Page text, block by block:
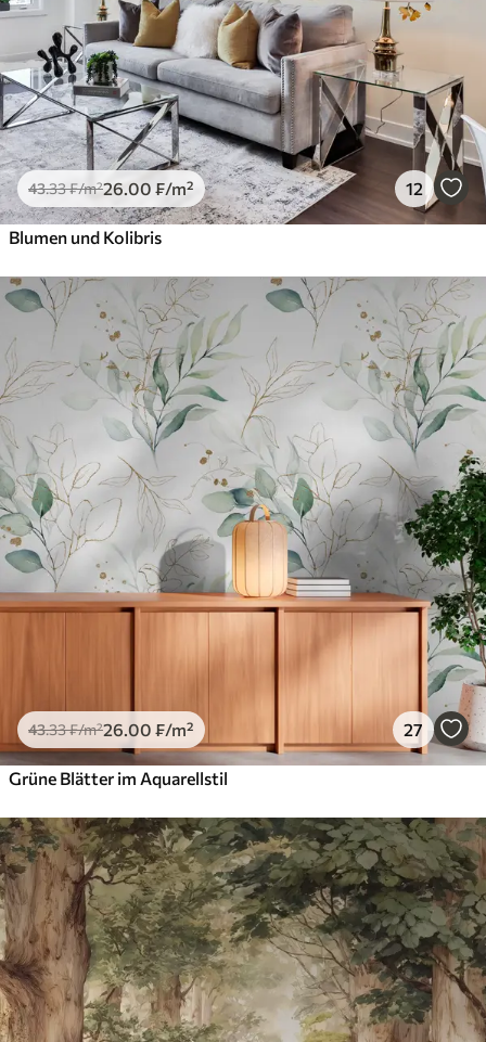
43.33₣/m²26 .00 ₣/m² 12
Blumen und Kolibris
43.33₣/m²26 .00 ₣/m² 27
Grüne Blätter im Aquarellstil